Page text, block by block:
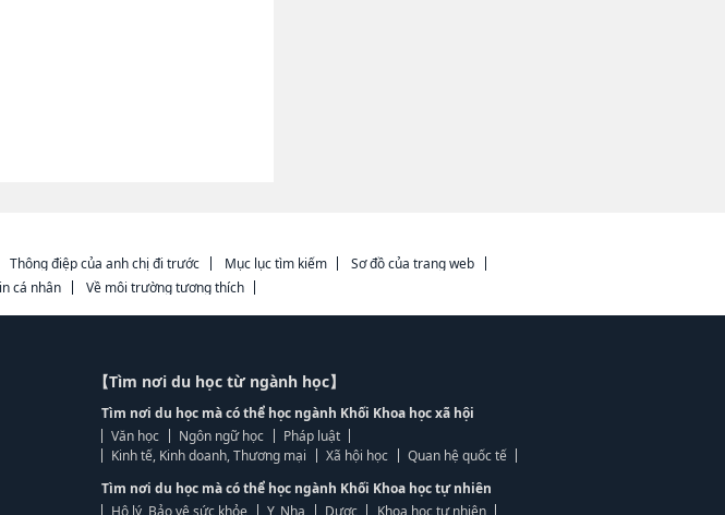
Thông điệp của anh chị đi trước Mục lục tìm kiếm
Sơ đồ của trang web
cá nhân Về môi trường tương thích
【Tìm nơi du học từ ngành học】
Tìm nơi du học mà có thể học ngành Khối Khoa học xã hội
Văn học
Ngôn ngữ học
Pháp luật
Kinh tế, Kinh doanh, Thương mại
Xã hội học
Quan hệ quốc tế
Tìm nơi du học mà có thể học ngành Khối Khoa học tự nhiên
Hộ lý, Bảo vệ sức khỏe
Y, Nha Dược
Khoa học tự nhiên